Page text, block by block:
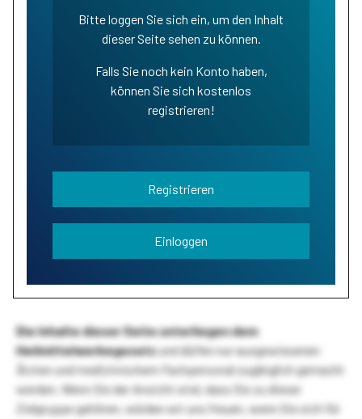
Bitte loggen Sie sich ein, um den Inhalt
dieser Seite sehen zu können.
Falls Sie noch kein Konto haben,
können Sie sich kostenlos
registrieren!
Registrieren
Einloggen
Die Inhalte dieser Seite unterliegen dem
Heilmittelwerbegesetzund dürfen nur ausgewiesenen
Ärzten und medizinischem Fachpersonal zugänglich gemacht
werden. Wenn Sie der Ansicht sind, dass Sie zu dieser
Zielgruppe gehören, würden wir uns freuen, wenn Sie sich für